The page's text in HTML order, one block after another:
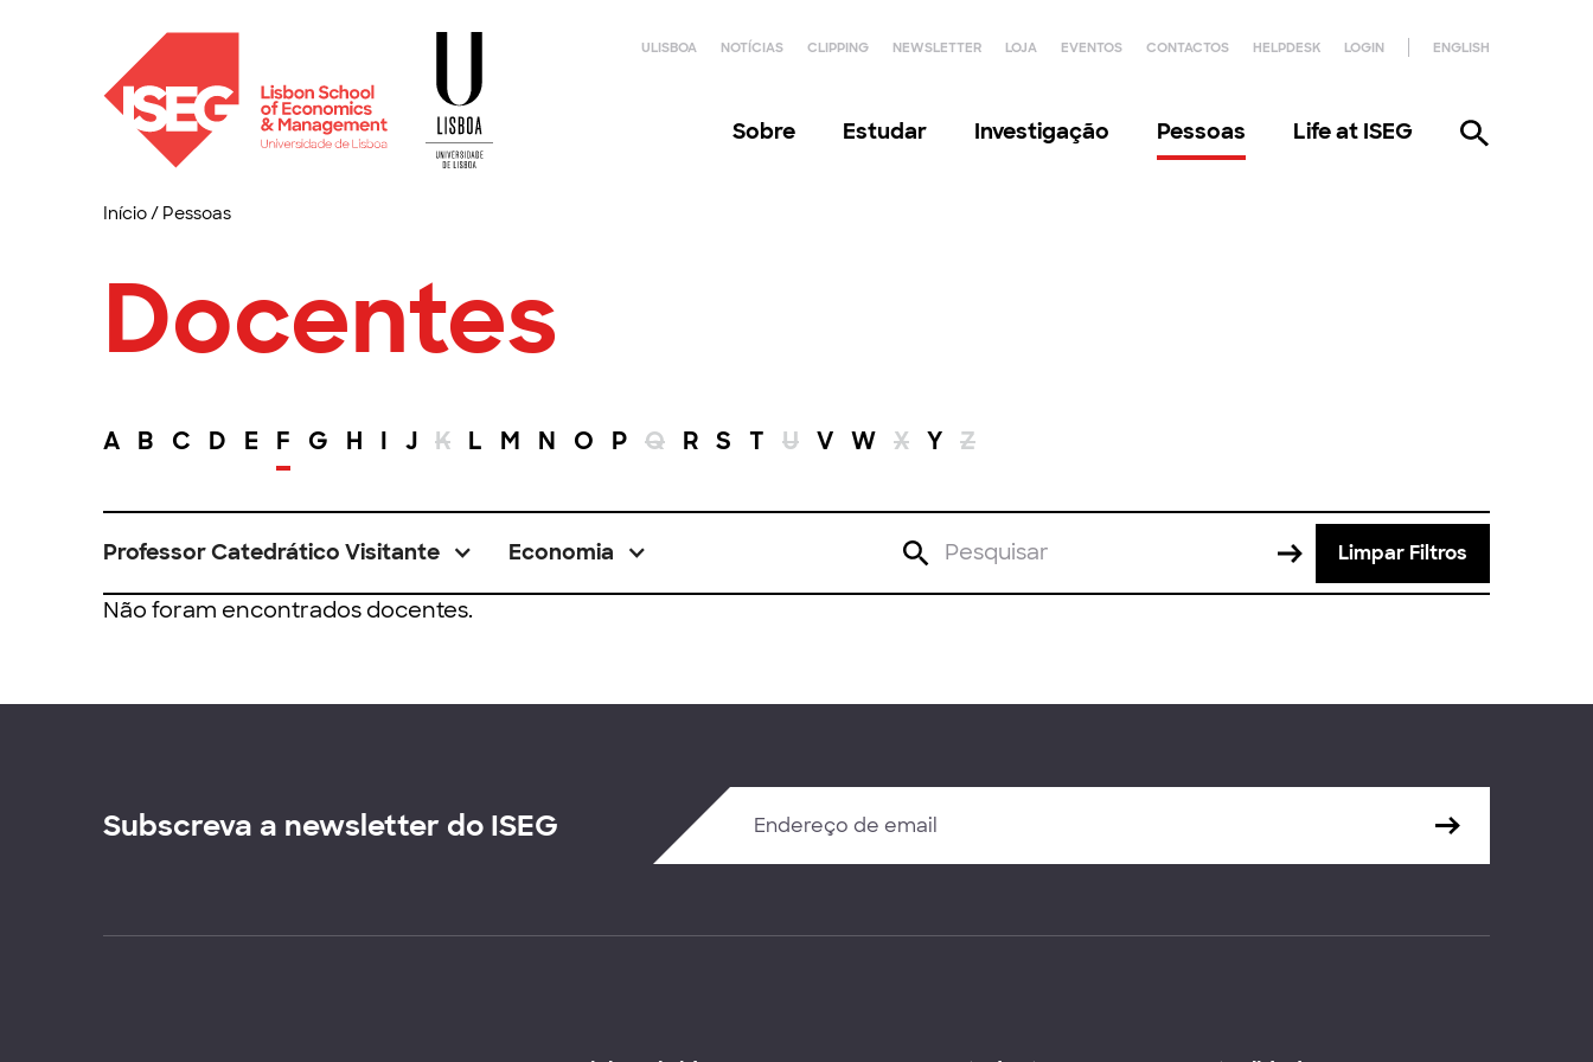
ULISBOA NOTÍCIAS CLIPPING NEWSLETTER LOJA EVENTOS CONTACTOS HELPDESK LOGIN ENGLISH
Sobre Estudar Investigação Pessoas Life at ISEG
Início/ Pessoas
Docentes
A B C D E F G H I J K L M N O P Q R S T U V W X Y Z
Professor Catedrático Visitante Economia Limpar Filtros
Não foram encontrados docentes.
Subscreva a newsletter do ISEG